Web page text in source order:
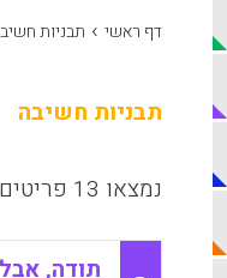
דף ראשי › תבניות
תבניות חשיבה
נמצאו 13 פריטים
תודה,